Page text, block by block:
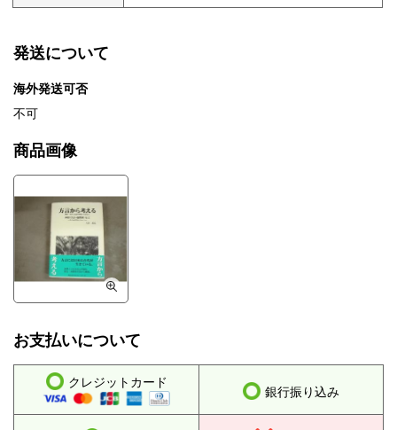
発送について
海外発送可否
不可
商品画像
お支払いについて
クレジットカード
銀行振り込み